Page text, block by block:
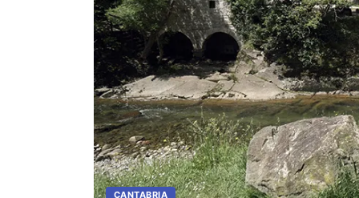
CANTABRIA